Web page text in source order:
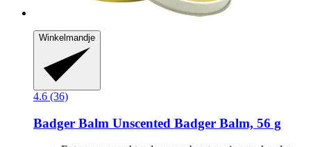
Winkelmandje
4.6 (36)
Badger Balm Unscented Badger Balm, 56 g